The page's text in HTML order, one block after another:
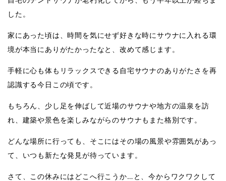
した。
家にあった頃は、時間を気にせず好きな時にサウナに入れる環
境が本当にありがたかったなと、改めて感じます。
手軽に心も体もリラックスできる自宅サウナのありがたさを再
認識する今日この頃です。
もちろん、少し足を伸ばして近場のサウナや地方の温泉を訪
れ、建築や景色を楽しみながらのサウナもまた格別です。
どんな場所に行っても、そこにはその場の風景や雰囲気があっ
て、いつも新たな発見が待っています。
さて、この休みにはどこへ行こうか…と、今からワクワクして